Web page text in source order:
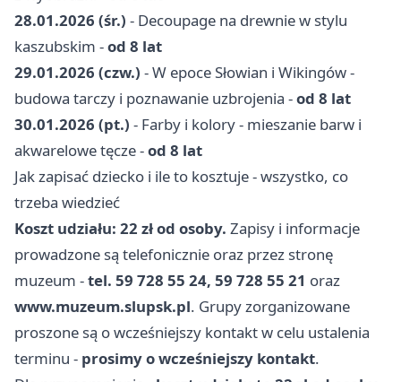
28.01.2026 (śr.) - Decoupage na drewnie w stylu
kaszubskim -od 8 lat
29.01.2026 (czw.) - W epoce Słowian i Wikingów -
budowa tarczy i poznawanie uzbrojenia -od 8 lat
30.01.2026 (pt.) - Farby i kolory - mieszanie barw i
akwarelowe tęcze -od 8 lat
Jak zapisać dziecko i ile to kosztuje - wszystko, co
trzeba wiedzieć
Koszt udziału: 22 zł od osoby. Zapisy i informacje
prowadzone są telefonicznie oraz przez stronę
muzeum -tel. 59 728 55 24, 59 728 55 21 oraz
www.muzeum.slupsk.pl. Grupy zorganizowane
proszone są o wcześniejszy kontakt w celu ustalenia
terminu - prosimy o wcześniejszy kontakt.